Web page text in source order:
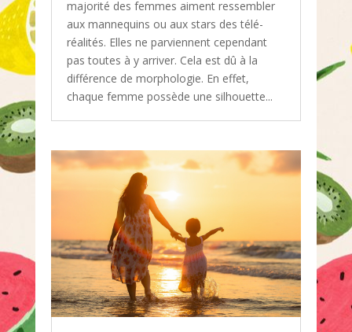
majorité des femmes aiment ressembler
aux mannequins ou aux stars des télé-
réalités. Elles ne parviennent cependant
pas toutes à y arriver. Cela est dû à la
différence de morphologie. En effet,
chaque femme possède une silhouette...